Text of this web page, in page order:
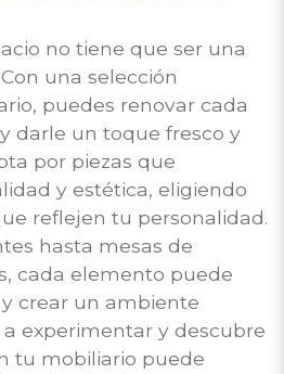
no tiene que ser una
una selección
puedes renovar cada
darle un toque fresco y
por piezas que
y estética, eligiendo
reflejen tu personalidad.
hasta mesas de
cada elemento puede
crear un ambiente
experimentar y descubre
tu mobiliario puede